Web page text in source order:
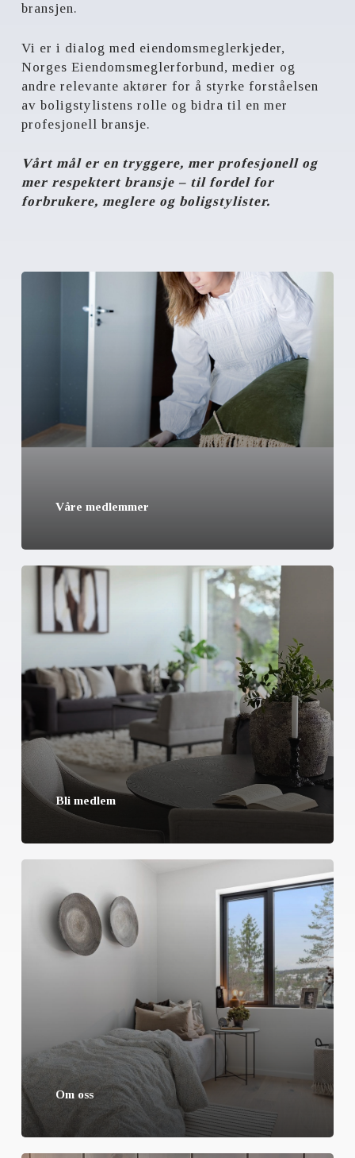
bransjen.
Vi er i dialog med eiendomsmeglerkjeder,
Norges Eiendomsmeglerforbund, medier og
andre relevante aktører for å styrke forståelsen
av boligstylistens rolle og bidra til en mer
profesjonell bransje.
Vårt mål er en tryggere, mer profesjonell og
mer respektert bransje – til fordel for
forbrukere, meglere og boligstylister.
Våre medlemmer
Bli medlem
Om oss